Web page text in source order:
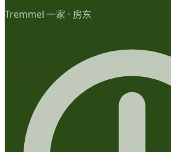
Tremmel 一家 · 房东